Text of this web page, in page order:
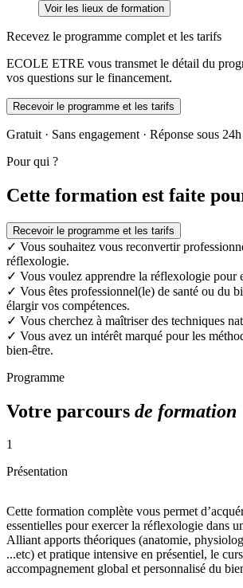
Voir les lieux de formation
Recevez le programme complet et les tarifs
ECOLE ETRE vous transmet le détail du
vos questions sur le financement.
Recevoir le programme et les tarifs
Gratuit · Sans engagement · Réponse sous
Pour qui ?
Cette formation est faite
Recevoir le programme et les tarifs
✓ Vous souhaitez vous reconvertir
réflexologie.
✓ Vous voulez apprendre la réflexologie pour
✓ Vous êtes professionnel(le) de santé ou du
élargir vos compétences.
✓ Vous cherchez à maîtriser des techniques
✓ Vous avez un intérêt marqué pour les
bien-être.
Programme
Votre parcours de formation
1
Présentation
Cette formation complète vous permet
essentielles pour exercer la réflexologie dans
Alliant apports théoriques (anatomie,
...etc) et pratique intensive en présentiel, le
accompagnement global et personnalisé du